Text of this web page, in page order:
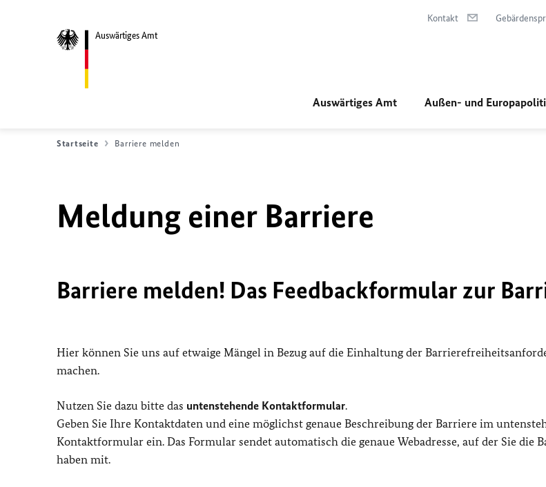
Auswärtiges Amt
Kontakt
Auswärtiges Amt Außen- und
Startseite Barriere melden
Meldung einer Barriere
Barriere melden! Das Feedbackformular zur
Hier können Sie uns auf etwaige Mängel in Bezug auf die Einhaltung der
machen.
Nutzen Sie dazu bitte das untenstehende Kontaktformular.
Geben Sie Ihre Kontaktdaten und eine möglichst genaue Beschreibung der Barriere im
Kontaktformular ein. Das Formular sendet automatisch die genaue Webadresse, auf der Sie die
haben mit.